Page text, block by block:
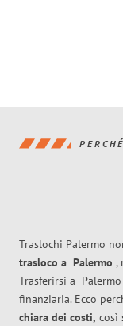
Traslochi Palermo
trasloco a Palermo ,
Trasferirsi a Palermo
finanziaria. Ecco
chiara dei costi, così